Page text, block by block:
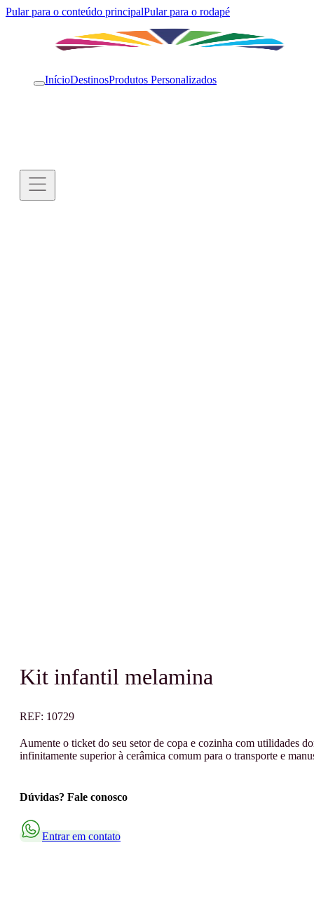
Pular para o conteúdo principalPular para o rodapé
InícioDestinosProdutos Personalizados
Kit infantil melamina
REF: 10729
Aumente o ticket do seu setor de copa e cozinha com utilidades
infinitamente superior à cerâmica comum para o transporte e
Dúvidas? Fale conosco
Entrar em contato